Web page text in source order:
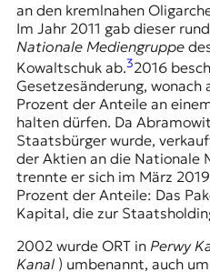
d
M
e
d
e
n
k
o
m
p
e
t
e
an den kremlnahen
Im Jahr 2011 gab dieser
Nationale Mediengruppe
Kowaltschuk ab.32016
Gesetzesänderung, wonach
Prozent der Anteile an
halten dürfen. Da
Staatsbürger wurde,
der Aktien an die Nationale
trennte er sich im März
Prozent der Anteile: Das
Kapital, die zur
2002 wurde ORT in Perwy
Kanal) umbenannt, auch